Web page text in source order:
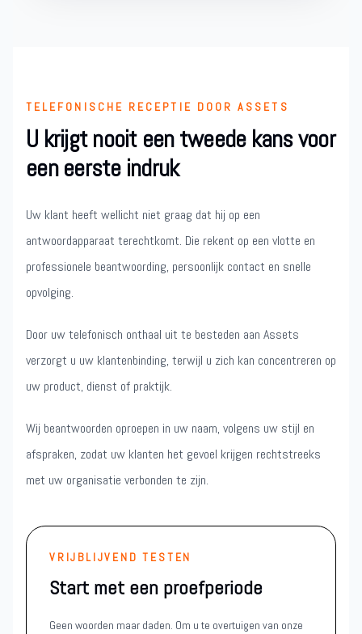
TELEFONISCHE RECEPTIE DOOR ASSETS
U krijgt nooit een tweede kans voor
een eerste indruk
Uw klant heeft wellicht niet graag dat hij op een
antwoordapparaat terechtkomt. Die rekent op een vlotte en
professionele beantwoording, persoonlijk contact en snelle
opvolging.
Door uw telefonisch onthaal uit te besteden aan Assets
verzorgt u uw klantenbinding, terwijl u zich kan concentreren op
uw product, dienst of praktijk.
Wij beantwoorden oproepen in uw naam, volgens uw stijl en
afspraken, zodat uw klanten het gevoel krijgen rechtstreeks
met uw organisatie verbonden te zijn.
VRIJBLIJVEND TESTEN
Start met een proefperiode
Geen woorden maar daden. Om u te overtuigen van onze